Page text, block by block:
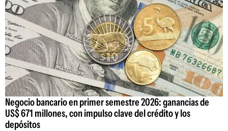
Negocio bancario en primer semestre 2026: ganancias de
US$ 671 millones, con impulso clave del crédito y los
depósitos